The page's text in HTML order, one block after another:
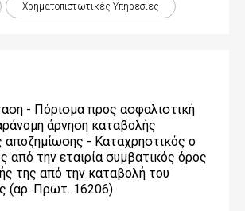
Χρηματοπιστωτικές Yπηρεσίες
- Πόρισμα προς ασφαλιστική
άρνηση καταβολής
αποζημίωσης - Καταχρηστικός ο
από την εταιρία συμβατικός όρος
της από την καταβολή του
(αρ. Πρωτ. 16206)